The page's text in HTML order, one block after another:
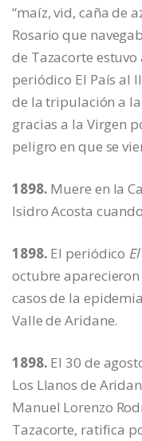
“maíz, vid, caña de
Rosario que
de Tazacorte
periódico El País al
de la tripulación a
gracias a la Virgen
peligro en que se
1898. Muere en la
Isidro Acosta
1898. El periódico
octubre
casos de la
Valle de Aridane.
1898. El 30 de
Los Llanos de
Manuel Lorenzo
Tazacorte, ratifica